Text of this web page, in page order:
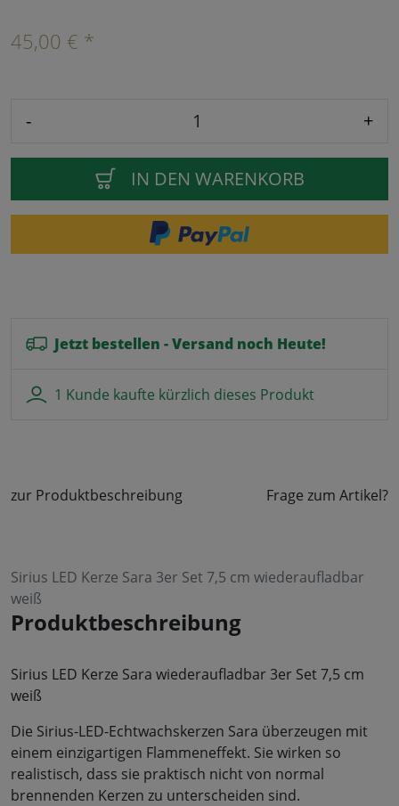
45,00 € *
- +
IN DEN WARENKORB
Jetzt bestellen - Versand noch Heute!
1 Kunde kaufte kürzlich dieses Produkt
zur Produktbeschreibung Frage zum Artikel?
Sirius LED Kerze Sara 3er Set 7,5 cm wiederaufladbar
weiß
Produktbeschreibung
Sirius LED Kerze Sara wiederaufladbar 3er Set 7,5 cm
weiß
Die Sirius-LED-Echtwachskerzen Sara überzeugen mit
einem einzigartigen Flammeneffekt. Sie wirken so
realistisch, dass sie praktisch nicht von normal
brennenden Kerzen zu unterscheiden sind.